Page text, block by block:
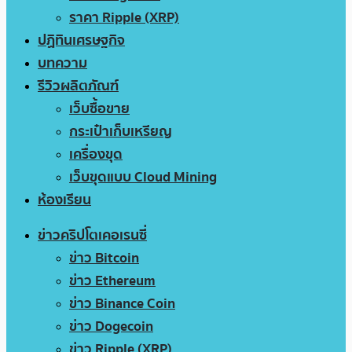
ราคา Ripple (XRP)
ปฏิทินเศรษฐกิจ
บทความ
รีวิวผลิตภัณฑ์
เว็บซื้อขาย
กระเป๋าเก็บเหรียญ
เครื่องขุด
เว็บขุดแบบ Cloud Mining
ห้องเรียน
ข่าวคริปโตเคอเรนซี่
ข่าว Bitcoin
ข่าว Ethereum
ข่าว Binance Coin
ข่าว Dogecoin